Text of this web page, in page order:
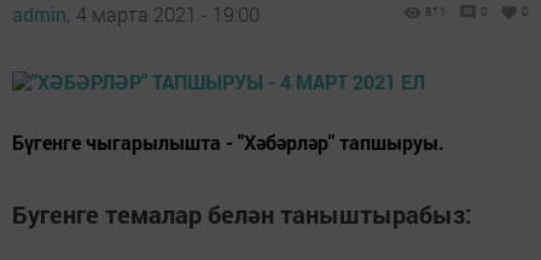
admin, 4 марта 2021 - 19:00 811 0 0
Бүгенге чыгарылышта - "Хәбәрләр" тапшыруы.
Бугенге темалар белән таныштырабыз: